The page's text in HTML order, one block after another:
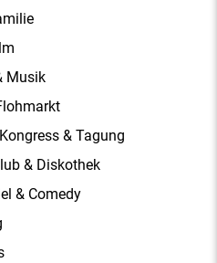
Musik
& Tagung
& Diskothek
& Comedy